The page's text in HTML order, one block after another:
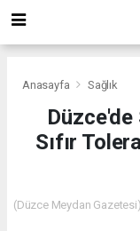
Anasayfa Sağlık
Düzce'de
Sıfır
(Düzce Meydan